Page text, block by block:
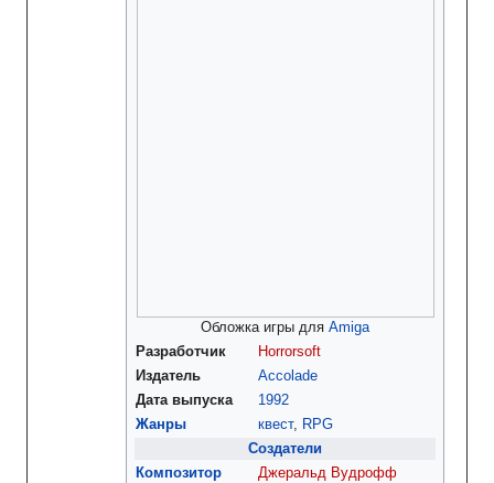
Обложка игры для Amiga
Разработчик
Horrorsoft
Издатель
Accolade
Дата выпуска
1992
Жанры
квест, RPG
Создатели
Композитор
Джеральд Вудрофф